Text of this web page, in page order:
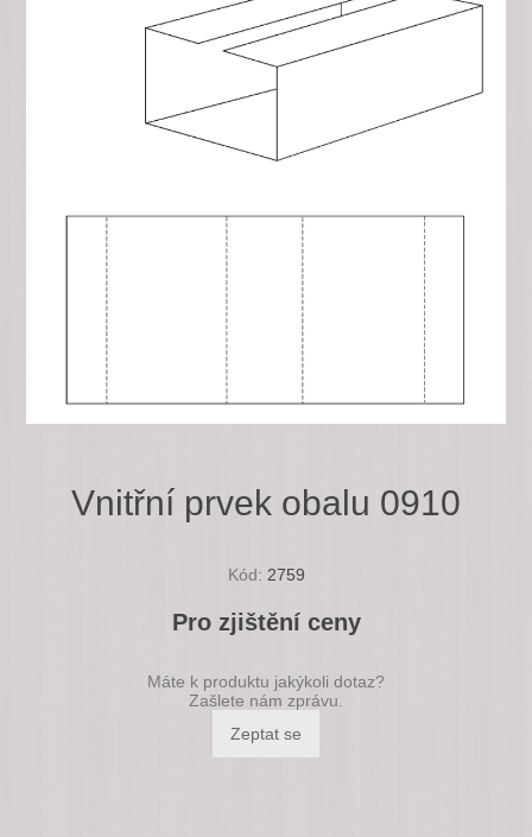
Vnitřní prvek obalu 0910
Kód: 2759
Pro zjištění ceny
Máte k produktu jakýkoli dotaz?
Zašlete nám zprávu.